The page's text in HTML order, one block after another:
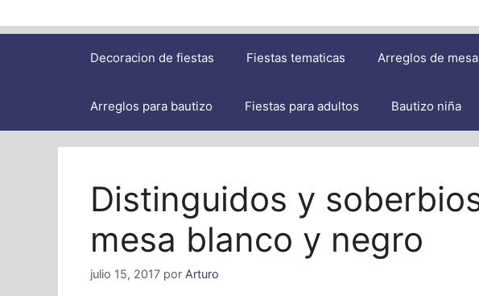
Decoracion de fiestas Fiestas tematicas Arreglos de mesa
Arreglos para bautizo Fiestas para adultos Bautizo niña
Distinguidos y
mesa blanco y negro
julio 15, 2017 por Arturo